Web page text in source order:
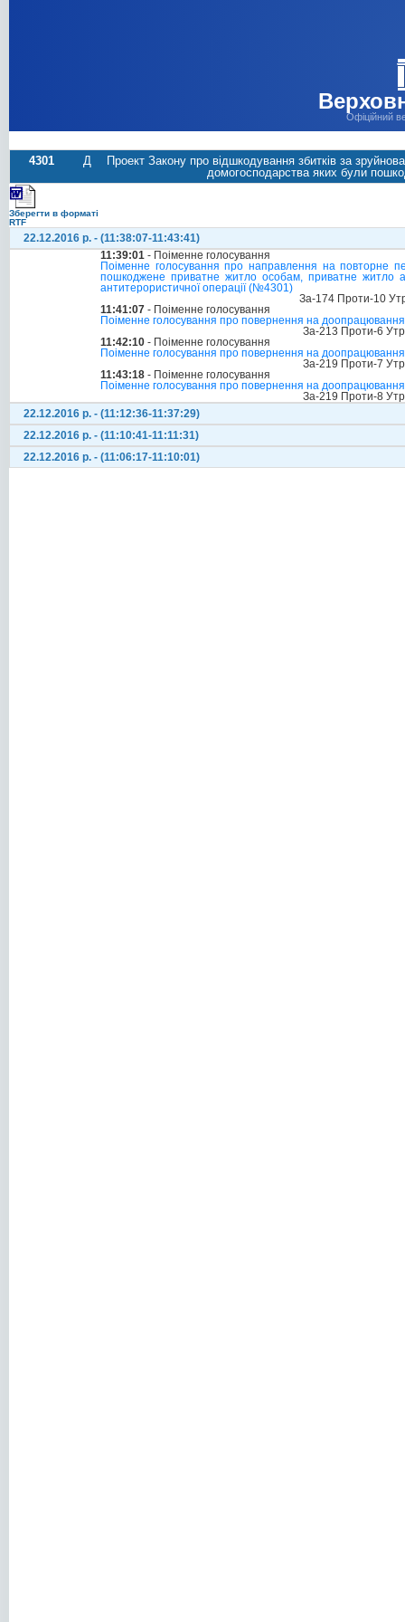
Офіційний
4301 Д
Проект Закону про відшкодування збитків за
домогосподарства яких були
Зберегти в форматі
RTF
22.12.2016 р. - (11:38:07-11:43:41)
11:39:01 - Поіменне голосування
Поіменне голосування про направлення на повторне
пошкоджене приватне житло особам, приватне житло
антитерористичної операції (№4301)
За-174 Проти-10
11:41:07 - Поіменне голосування
Поіменне голосування про повернення на доопрацювання
За-213 Проти-6
11:42:10 - Поіменне голосування
Поіменне голосування про повернення на доопрацювання
За-219 Проти-7
11:43:18 - Поіменне голосування
Поіменне голосування про повернення на доопрацювання
За-219 Проти-8
22.12.2016 р. - (11:12:36-11:37:29)
22.12.2016 р. - (11:10:41-11:11:31)
22.12.2016 р. - (11:06:17-11:10:01)